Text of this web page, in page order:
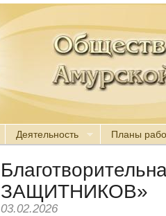
Деятельность Планы
ЗАЩИТНИКОВ»
03.02.2026